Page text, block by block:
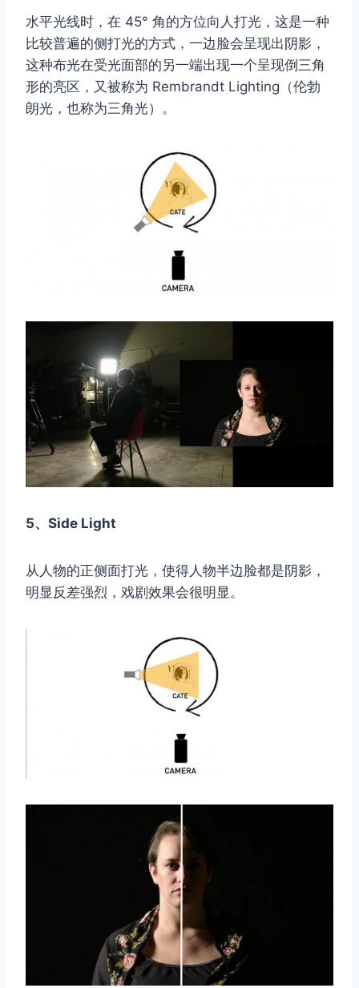
水平光线时，在 45° 角的方位向人打光，这是一种
比较普遍的侧打光的方式，一边脸会呈现出阴影，
这种布光在受光面部的另一端出现一个呈现倒三角
形的亮区，又被称为 Rembrandt Lighting（伦勃
朗光，也称为三角光）。
5、Side Light
从人物的正侧面打光，使得人物半边脸都是阴影，
明显反差强烈，戏剧效果会很明显。